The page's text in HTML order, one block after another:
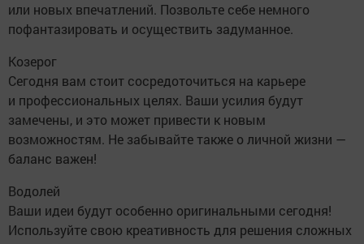
или новых впечатлений. Позвольте себе немного
пофантазировать и осуществить задуманное.
Козерог
Сегодня вам стоит сосредоточиться на карьере
и профессиональных целях. Ваши усилия будут
замечены, и это может привести к новым
возможностям. Не забывайте также о личной жизни —
баланс важен!
Водолей
Ваши идеи будут особенно оригинальными сегодня!
Используйте свою креативность для решения сложных